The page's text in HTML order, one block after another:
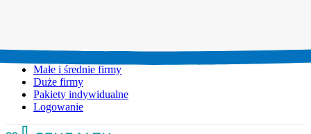
Małe i średnie firmy
Duże firmy
Pakiety indywidualne
Logowanie